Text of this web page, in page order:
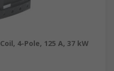
4-Pole, 125 A, 37 kW